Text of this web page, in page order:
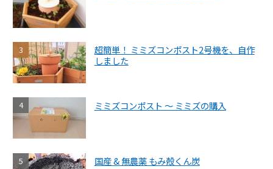
超簡単！ ミミズコンポスト2号機を、自作
しました
ミミズコンポスト ～ ミミズの購入
国産 & 無農薬 もみ殻くん炭